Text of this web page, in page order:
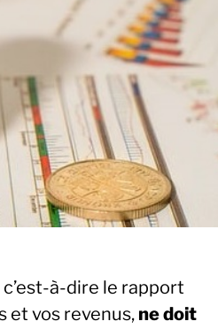
c’est-à-dire le rapport
et vos revenus, ne doit